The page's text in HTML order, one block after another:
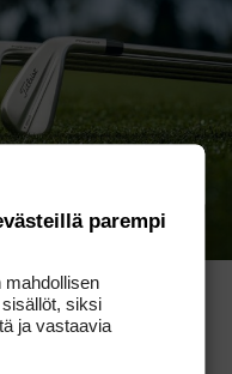
Golfin merkittävin
parempi
mahdollisen
siksi
ja vastaavia